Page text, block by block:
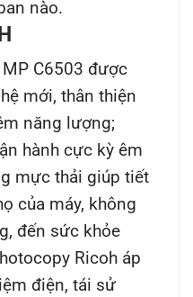
nào.
C6503 được
mới, thân thiện
năng lượng;
hành cực kỳ êm
mực thải giúp tiết
của máy, không
đến sức khỏe
Ricoh áp
điện, tái sử